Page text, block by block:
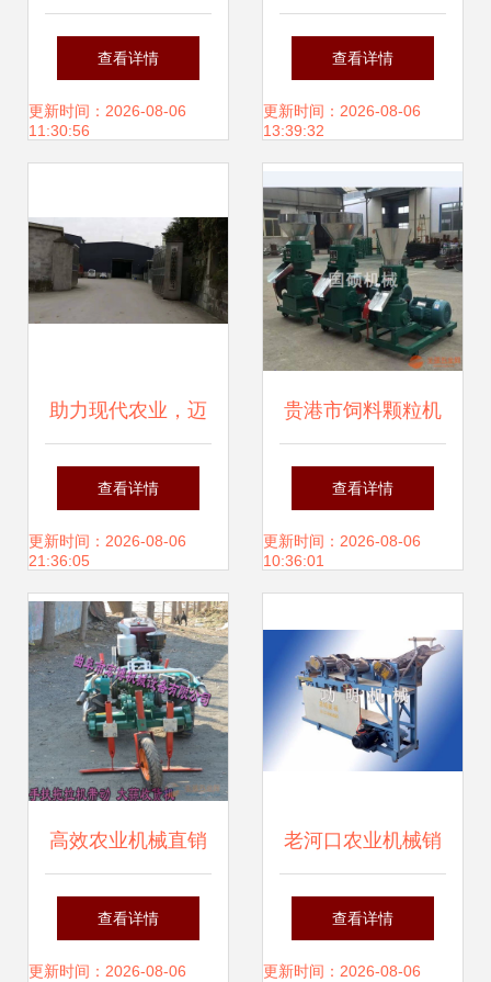
国来了三万多人考
察清远,是时候.
查看详情
更新时间：2026-08-06
11:30:56
池县经销商与服务
支持
查看详情
更新时间：2026-08-06
13:39:32
助力现代农业，迈
向丰收未来——[公
司名称]农业机械销
售有限公司简介
查看详情
更新时间：2026-08-06
21:36:05
贵港市饲料颗粒机
厂家直销 家禽饲料
颗粒机械与农业机
查看详情
更新时间：2026-08-06
10:36:01
高效农业机械直销
大蒜、大葱、大姜
收获机选购指南与
查看详情
更新时间：2026-08-06
老河口农业机械销
售公司的面条饺子
皮一体机供应情况
查看详情
更新时间：2026-08-06